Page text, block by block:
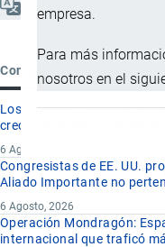
empresa.
Para más
nosotros en el
Contenido reciente
Los 8 proyectos mineros
crecimiento de la minería
6 Agosto, 2026
Congresistas de EE. UU.
Aliado Importante no
6 Agosto, 2026
Operación Mondragón:
internacional que traficó